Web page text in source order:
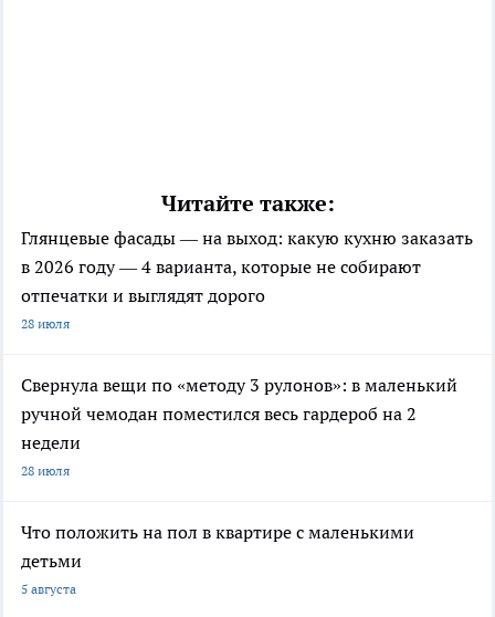
Читайте также:
Глянцевые фасады — на выход: какую кухню заказать
в 2026 году — 4 варианта, которые не собирают
отпечатки и выглядят дорого
28 июля
Свернула вещи по «методу 3 рулонов»: в маленький
ручной чемодан поместился весь гардероб на 2
недели
28 июля
Что положить на пол в квартире с маленькими
детьми
5 августа